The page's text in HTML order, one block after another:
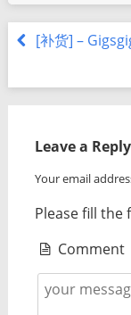
[补货] –
Leave a Reply
Your email
Please fill the
Comment